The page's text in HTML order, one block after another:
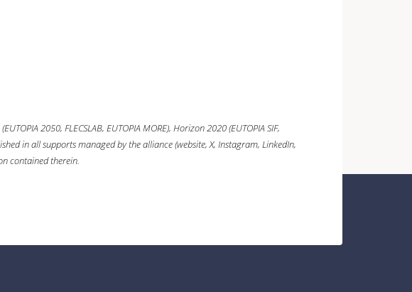
(EUTOPIA 2050, FLECSLAB, EUTOPIA MORE), Horizon 2020(EUTOPIA SIF,
in all supports managed by the alliance (website, X, Instagram, LinkedIn,
contained therein.